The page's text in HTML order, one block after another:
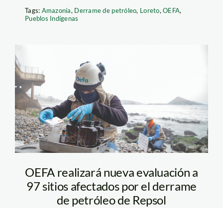
Tags: Amazonía, Derrame de petróleo, Loreto,OEFA,
Pueblos Indígenas
analisis playa derrame
de petorleo – oefa
OEFA realizará nueva evaluación a
97 sitios afectados por el derrame
de petróleo de Repsol